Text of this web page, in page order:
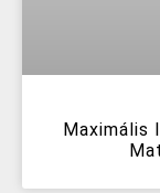
Maximális